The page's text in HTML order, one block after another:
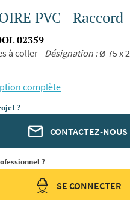
PVC - Raccord
02359
à coller - Désignation :Ø 75 x
complète
?
CONTACTEZ-NOUS
?
SE CONNECTER